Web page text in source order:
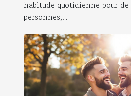
habitude quotidienne pour de
personnes,...